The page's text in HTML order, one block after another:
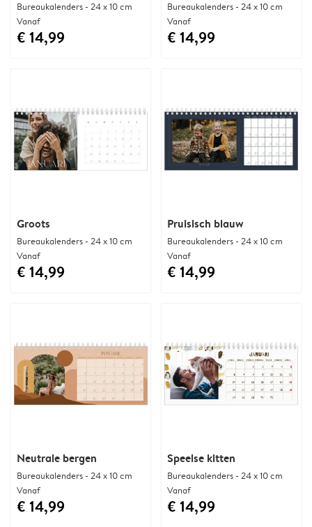
Bureaukalenders - 24 x 10 cm
Vanaf
€ 14,99
Bureaukalenders - 24 x 10 cm
Vanaf
€ 14,99
Groots
Bureaukalenders - 24 x 10 cm
Vanaf
€ 14,99
Pruisisch blauw
Bureaukalenders - 24 x 10 cm
Vanaf
€ 14,99
Neutrale bergen
Bureaukalenders - 24 x 10 cm
Vanaf
€ 14,99
Speelse kitten
Bureaukalenders - 24 x 10 cm
Vanaf
€ 14,99